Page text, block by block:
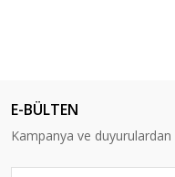
E-BÜLTEN
Kampanya ve